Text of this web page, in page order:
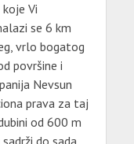
Vi
se 6 km
vrlo bogatog
površine i
Nevsun
prava za taj
od 600 m